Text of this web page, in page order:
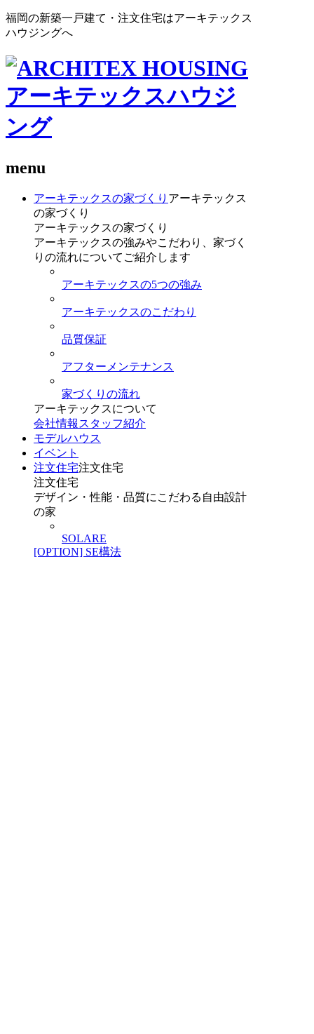
福岡の新築一戸建て・注文住宅はアーキテックス
ハウジングへ
menu
アーキテックスの家づくり アーキテックス
の家づくり
アーキテックスの家づくり
アーキテックスの強みやこだわり、家づく
りの流れについてご紹介します
アーキテックスの5つの強み
アーキテックスのこだわり
品質保証
アフターメンテナンス
家づくりの流れ
アーキテックスについて
会社情報 スタッフ紹介
モデルハウス
イベント
注文住宅注文住宅
注文住宅
デザイン・性能・品質にこだわる自由設計
の家
SOLARE
[OPTION] SE構法